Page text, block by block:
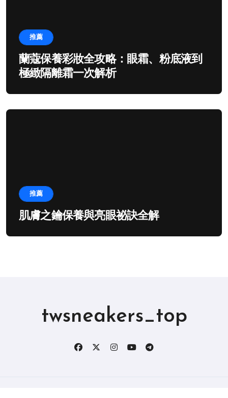
推薦
蘭蔻保養彩妝全攻略：眼霜、粉底液到
極緻隔離霜一次解析
推薦
肌膚之鑰保養與亮眼祕訣全解
twsneakers_top